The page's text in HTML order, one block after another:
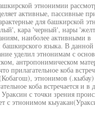
этнонимии
активные, пассивные
для башкирской
кара 'черный', нары
наиболее активными в
языка. В данной
уделил этнонимам с
антропонимическом
прилагательное коба
этнонимов
коба встречается и в
с точки зрения
с этнонимом